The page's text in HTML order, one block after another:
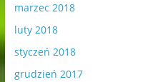
marzec 2018
luty 2018
styczeń 2018
grudzień 2017